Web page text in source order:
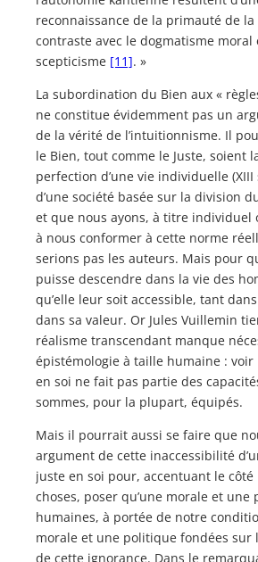
reconnaissance de la primauté de
contraste avec le dogmatisme moral
scepticisme [11]. »
La subordination du Bien aux «
ne constitue évidemment pas un
de la vérité de l’intuitionnisme. Il
le Bien, tout comme le Juste, soient
perfection d’une vie individuelle
d’une société basée sur la division
et que nous ayons, à titre individuel
à nous conformer à cette norme
serions pas les auteurs. Mais pour
puisse descendre dans la vie des
qu’elle leur soit accessible, tant
dans sa valeur. Or Jules Vuillemin
réalisme transcendant manque
épistémologie à taille humaine : voir
en soi ne fait pas partie des
sommes, pour la plupart, équipés.
Mais il pourrait aussi se faire que
argument de cette inaccessibilité
juste en soi pour, accentuant le
choses, poser qu’une morale et une
humaines, à portée de notre
morale et une politique fondées sur
de cette ignorance. Dans le